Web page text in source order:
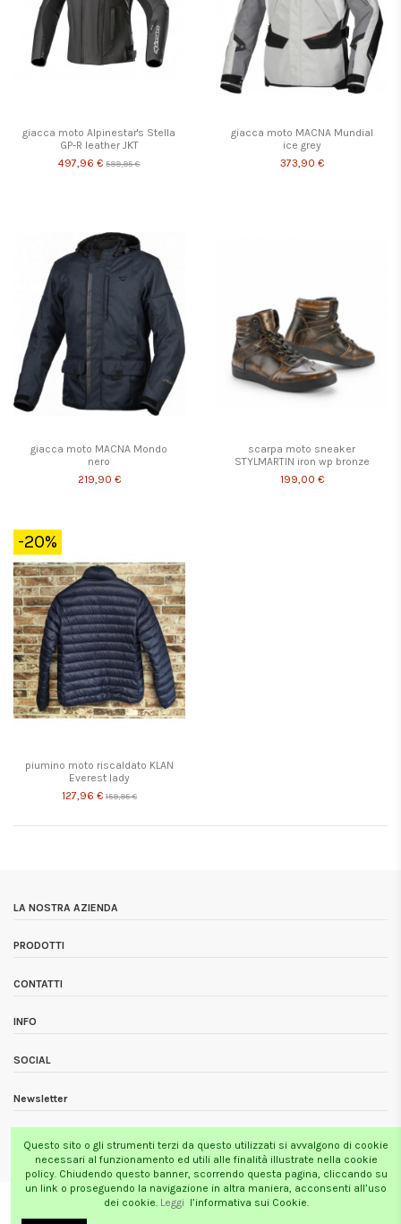
giacca moto Alpinestar's Stella
GP-R leather JKT
497,96 € 599,95 €
giacca moto MACNA Mundial
ice grey
373,90 €
giacca moto MACNA Mondo
nero
219,90 €
scarpa moto sneaker
STYLMARTIN iron wp bronze
199,00 €
-20%
piumino moto riscaldato KLAN
Everest lady
127,96 € 159,95 €
LA NOSTRA AZIENDA
PRODOTTI
CONTATTI
INFO
SOCIAL
Newsletter
Tutti i prezzi si intendono Iva inclusa
MOTONE RACING
Via Varesina 96d - 22100 Como
SELLLIFY.COM
Questo sito o gli strumenti terzi da questo utilizzati si avvalgono di cookie
necessari al funzionamento ed utili alle finalità illustrate nella cookie
policy. Chiudendo questo banner, scorrendo questa pagina, cliccando su
un link o proseguendo la navigazione in altra maniera, acconsenti all’uso
dei cookie. Leggi l’informativa sui Cookie.